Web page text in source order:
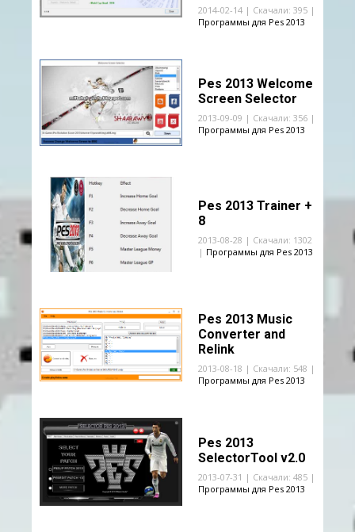
2014-02-14 | Скачали: 395 |
Программы для Pes 2013
Pes 2013 Welcome
Screen Selector
2013-09-09 | Скачали: 356 |
Программы для Pes 2013
Pes 2013 Trainer +
8
2013-08-28 | Скачали: 1302
| Программы для Pes 2013
Pes 2013 Music
Converter and
Relink
2013-08-18 | Скачали: 548 |
Программы для Pes 2013
Pes 2013
SelectorTool v2.0
2013-07-31 | Скачали: 485 |
Программы для Pes 2013